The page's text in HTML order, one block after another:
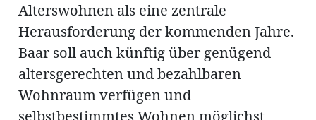
Alterswohnen als eine zentrale
Herausforderung der kommenden Jahre.
Baar soll auch künftig über genügend
altersgerechten und bezahlbaren
Wohnraum verfügen und